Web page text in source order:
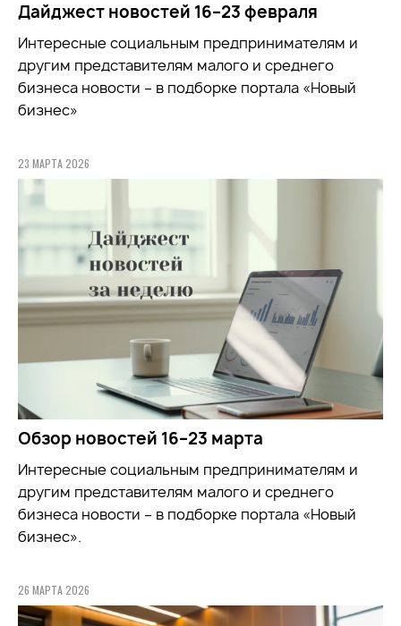
Дайджест новостей 16–23 февраля
Интересные социальным предпринимателям и
другим представителям малого и среднего
бизнеса новости – в подборке портала «Новый
бизнес»
23 МАРТА 2026
Обзор новостей 16–23 марта
Интересные социальным предпринимателям и
другим представителям малого и среднего
бизнеса новости – в подборке портала «Новый
бизнес».
26 МАРТА 2026